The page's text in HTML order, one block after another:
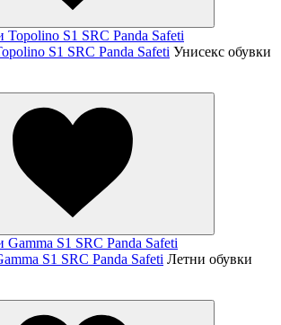
S1 SRC Panda Safeti Унисекс обувки
S1 SRC Panda Safeti Летни обувки